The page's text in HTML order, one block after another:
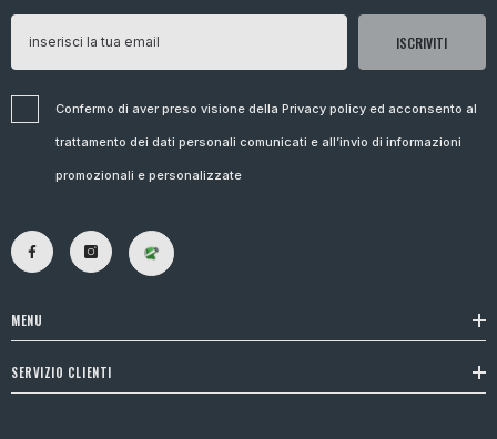
ISCRIVITI
Confermo di aver preso visione della Privacy policy ed acconsento al
trattamento dei dati personali comunicati e all’invio di informazioni
promozionali e personalizzate
MENU
SERVIZIO CLIENTI